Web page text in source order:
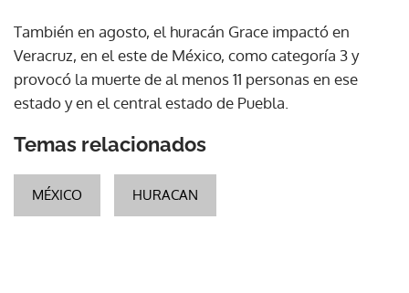
También en agosto, el huracán Grace impactó en
Veracruz, en el este de México, como categoría 3 y
provocó la muerte de al menos 11 personas en ese
estado y en el central estado de Puebla.
Temas relacionados
MÉXICO HURACAN